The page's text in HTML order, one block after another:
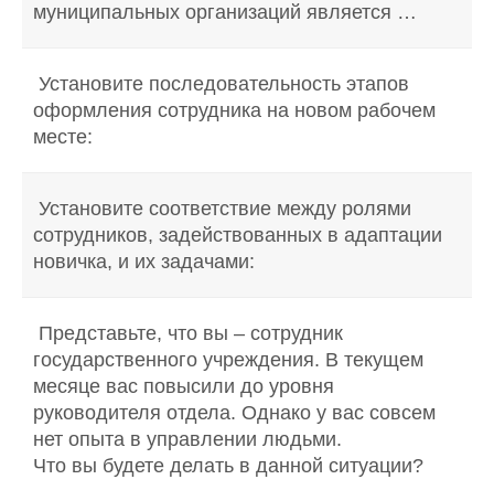
муниципальных организаций является …
Установите последовательность этапов
оформления сотрудника на новом рабочем
месте:
Установите соответствие между ролями
сотрудников, задействованных в адаптации
новичка, и их задачами:
Представьте, что вы – сотрудник
государственного учреждения. В текущем
месяце вас повысили до уровня
руководителя отдела. Однако у вас совсем
нет опыта в управлении людьми.
Что вы будете делать в данной ситуации?